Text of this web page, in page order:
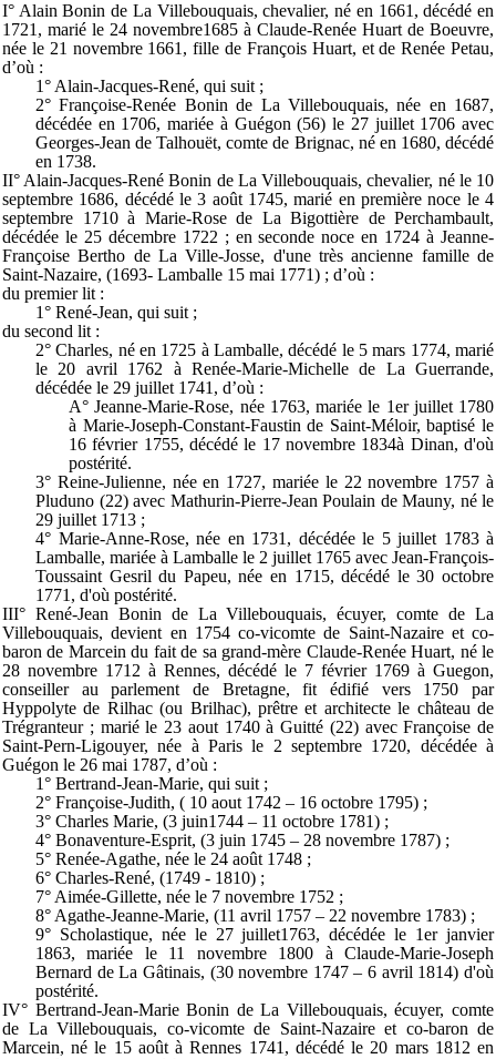
I° Alain Bonin de La Villebouquais, chevalier, né en 1661, décédé en
1721, marié le 24 novembre1685 à Claude-Renée Huart de Boeuvre,
née le 21 novembre 1661, fille de François Huart, et de Renée Petau,
d’où :
1° Alain-Jacques-René, qui suit ;
2° Françoise-Renée Bonin de La Villebouquais, née en 1687,
décédée en 1706, mariée à Guégon (56) le 27 juillet 1706 avec
Georges-Jean de Talhouët, comte de Brignac, né en 1680, décédé
en 1738.
II° Alain-Jacques-René Bonin de La Villebouquais, chevalier, né le 10
septembre 1686, décédé le 3 août 1745, marié en première noce le 4
septembre 1710 à Marie-Rose de La Bigottière de Perchambault,
décédée le 25 décembre 1722 ; en seconde noce en 1724 à Jeanne-
Françoise Bertho de La Ville-Josse, d'une très ancienne famille de
Saint-Nazaire, (1693- Lamballe 15 mai 1771) ; d’où :
du premier lit :
1° René-Jean, qui suit ;
du second lit :
2° Charles, né en 1725 à Lamballe, décédé le 5 mars 1774, marié
le 20 avril 1762 à Renée-Marie-Michelle de La Guerrande,
décédée le 29 juillet 1741, d’où :
A° Jeanne-Marie-Rose, née 1763, mariée le 1er juillet 1780
à Marie-Joseph-Constant-Faustin de Saint-Méloir, baptisé le
16 février 1755, décédé le 17 novembre 1834à Dinan, d'où
postérité.
3° Reine-Julienne, née en 1727, mariée le 22 novembre 1757 à
Pluduno (22) avec Mathurin-Pierre-Jean Poulain de Mauny, né le
29 juillet 1713 ;
4° Marie-Anne-Rose, née en 1731, décédée le 5 juillet 1783 à
Lamballe, mariée à Lamballe le 2 juillet 1765 avec Jean-François-
Toussaint Gesril du Papeu, née en 1715, décédé le 30 octobre
1771, d'où postérité.
III° René-Jean Bonin de La Villebouquais, écuyer, comte de La
Villebouquais, devient en 1754 co-vicomte de Saint-Nazaire et co-
baron de Marcein du fait de sa grand-mère Claude-Renée Huart, né le
28 novembre 1712 à Rennes, décédé le 7 février 1769 à Guegon,
conseiller au parlement de Bretagne, fit édifié vers 1750 par
Hyppolyte de Rilhac (ou Brilhac), prêtre et architecte le château de
Trégranteur ; marié le 23 aout 1740 à Guitté (22) avec Françoise de
Saint-Pern-Ligouyer, née à Paris le 2 septembre 1720, décédée à
Guégon le 26 mai 1787, d’où :
1° Bertrand-Jean-Marie, qui suit ;
2° Françoise-Judith, ( 10 aout 1742 – 16 octobre 1795) ;
3° Charles Marie, (3 juin1744 – 11 octobre 1781) ;
4° Bonaventure-Esprit, (3 juin 1745 – 28 novembre 1787) ;
5° Renée-Agathe, née le 24 août 1748 ;
6° Charles-René, (1749 - 1810) ;
7° Aimée-Gillette, née le 7 novembre 1752 ;
8° Agathe-Jeanne-Marie, (11 avril 1757 – 22 novembre 1783) ;
9° Scholastique, née le 27 juillet1763, décédée le 1er janvier
1863, mariée le 11 novembre 1800 à Claude-Marie-Joseph
Bernard de La Gâtinais, (30 novembre 1747 – 6 avril 1814) d'où
postérité.
IV° Bertrand-Jean-Marie Bonin de La Villebouquais, écuyer, comte
de La Villebouquais, co-vicomte de Saint-Nazaire et co-baron de
Marcein, né le 15 août à Rennes 1741, décédé le 20 mars 1812 en